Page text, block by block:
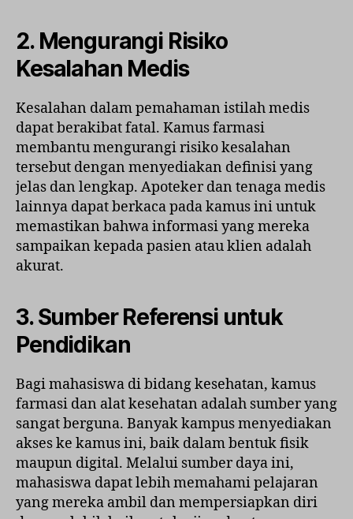
2. Mengurangi Risiko
Kesalahan Medis
Kesalahan dalam pemahaman istilah medis
dapat berakibat fatal. Kamus farmasi
membantu mengurangi risiko kesalahan
tersebut dengan menyediakan definisi yang
jelas dan lengkap. Apoteker dan tenaga medis
lainnya dapat berkaca pada kamus ini untuk
memastikan bahwa informasi yang mereka
sampaikan kepada pasien atau klien adalah
akurat.
3. Sumber Referensi untuk
Pendidikan
Bagi mahasiswa di bidang kesehatan, kamus
farmasi dan alat kesehatan adalah sumber yang
sangat berguna. Banyak kampus menyediakan
akses ke kamus ini, baik dalam bentuk fisik
maupun digital. Melalui sumber daya ini,
mahasiswa dapat lebih memahami pelajaran
yang mereka ambil dan mempersiapkan diri